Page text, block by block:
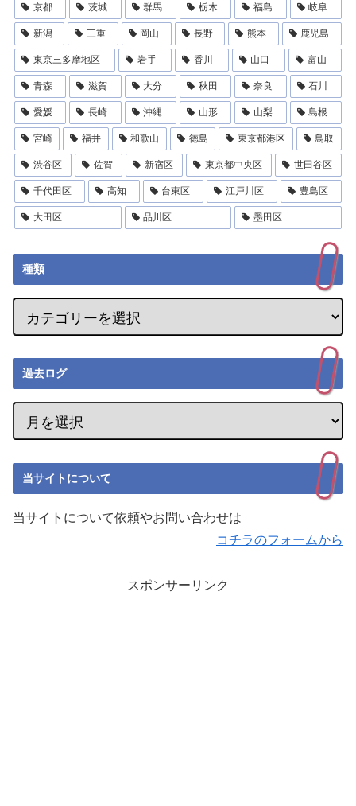
京都 茨城 群馬 栃木 福島 岐阜
新潟 三重 岡山 長野 熊本 鹿児島
東京三多摩地区 岩手 香川 山口 富山
青森 滋賀 大分 秋田 奈良 石川
愛媛 長崎 沖縄 山形 山梨 島根
宮崎 福井 和歌山 徳島 東京都港区 鳥取
渋谷区 佐賀 新宿区 東京都中央区 世田谷区
千代田区 高知 台東区 江戸川区 豊島区
大田区 品川区 墨田区
種類
過去ログ
当サイトについて
当サイトについて依頼やお問い合わせは
コチラのフォームから
スポンサーリンク